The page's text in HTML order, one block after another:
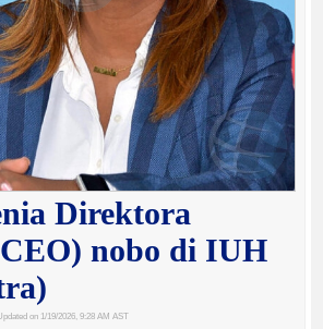
Direktora
nobo di IUH
on 1/19/2026, 9:28 AM AST